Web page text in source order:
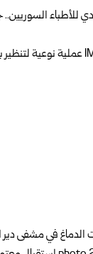
للأطباء
الدماغ في مشفى دير